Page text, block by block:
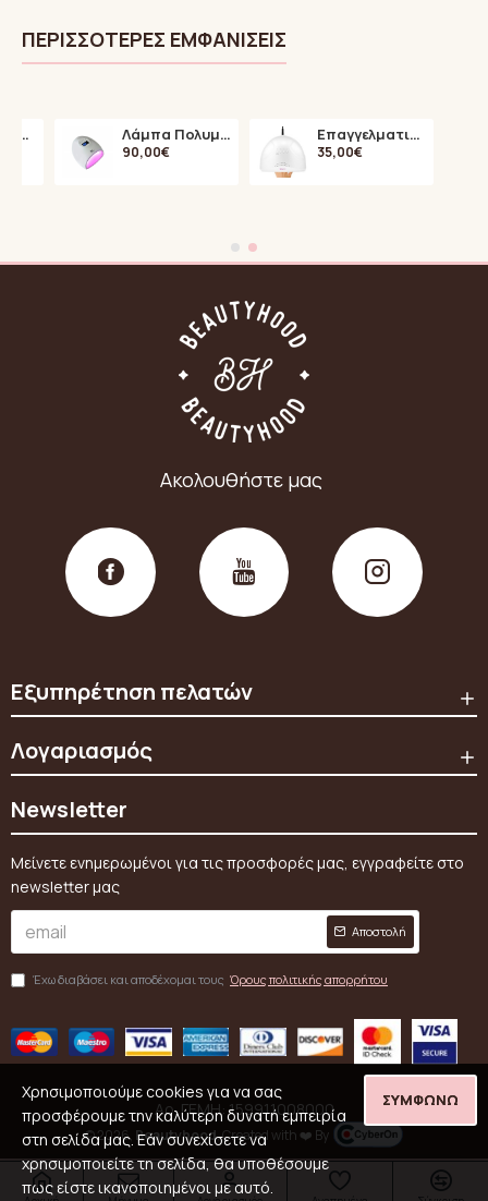
ΠΕΡΙΣΣΌΤΕΡΕΣ ΕΜΦΑΝΊΣΕΙΣ
Tea Tree Oil για Θεραπεία των Μυκητών στα Νύχια 15ml Λάμπα Πολυμερισμού LED A6
90,00€
Επαγγελματική Λάμπα Πολυμερισμού 48Watt UV / LED SUN ONE
35,00€
Ακολουθήστε μας
Εξυπηρέτηση πελατών
Λογαριασμός
Newsletter
Μείνετε ενημερωμένοι για τις προσφορές μας, εγγραφείτε στο
newsletter μας
Αποστολή
Έχω διαβάσει και αποδέχομαι τους Όρους πολιτικής απορρήτου
Αρ. ΓΕΜΗ: 159911008000
© 2026, Beautyhood, Created with ❤️ By
ΣΥΜΦΩΝΏ
Χρησιμοποιούμε cookies για να σας
προσφέρουμε την καλύτερη δυνατή εμπειρία
στη σελίδα μας. Εάν συνεχίσετε να
χρησιμοποιείτε τη σελίδα, θα υποθέσουμε
πως είστε ικανοποιημένοι με αυτό.